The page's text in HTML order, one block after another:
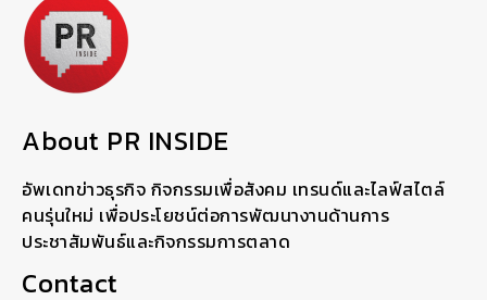
About PR INSIDE
อัพเดทข่าวธุรกิจ กิจกรรมเพื่อสังคม เทรนด์และไลฟ์สไตล์
คนรุ่นใหม่ เพื่อประโยชน์ต่อการพัฒนางานด้านการ
ประชาสัมพันธ์และกิจกรรมการตลาด
Contact